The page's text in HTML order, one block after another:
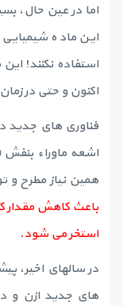
اما در عین حال،
این ماده
استفاده نکنند!
اکنون و حتی در زمان
فناوری های جدید
همین نیاز مطرح
باعث کاهش مقدار
استخر می شود.
در سالهای اخیر،
های جدید ازن و